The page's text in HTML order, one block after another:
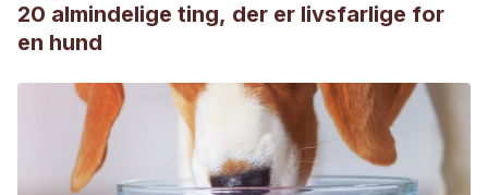
20 almindelige ting, der er livsfarlige for
en hund